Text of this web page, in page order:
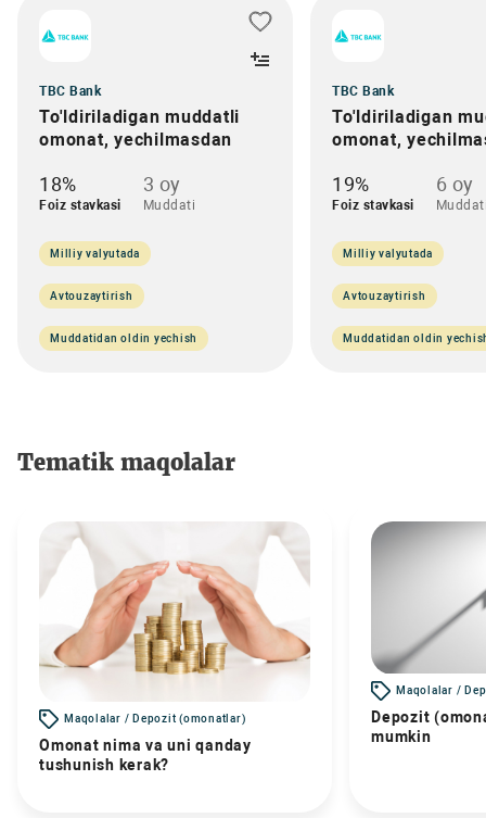
TBC Bank
To'ldiriladigan muddatli
omonat, yechilmasdan
18%
Foiz stavkasi
3 oy
Muddati
Milliy valyutada
Avtouzaytirish
Muddatidan oldin yechish
TBC Bank
To'ldiriladigan
omonat,
19%
Foiz stavkasi
6 oy
Milliy valyutada
Avtouzaytirish
Muddatidan oldin
Tematik maqolalar
Maqolalar / Depozit (omonatlar)
Omonat nima va uni qanday
tushunish kerak?
Maqolalar /
Depozit
mumkin